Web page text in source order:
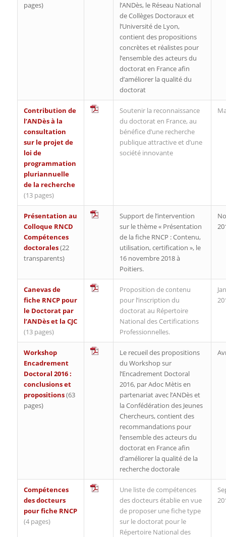
pages)
l’ANDès, le Réseau National
de Collèges Doctoraux et
l’Université de Lyon,
contient des propositions
concrètes et réalistes pour
l’ensemble des acteurs du
doctorat en France afin
d’améliorer la qualité du
doctorat
Contribution de
l’ANDès à la
consultation
sur le projet de
loi de
programmation
pluriannuelle
de la recherche
(13 pages)
Soutenir la reconnaissance
du doctorat en France, au
bénéfice d’une recherche
publique attractive et d’une
société innovante
Présentation au
Colloque RNCD
Compétences
doctorales(22
transparents)
Support de l’intervention
sur le thème « Présentation
de la fiche RNCP : Contenu,
utilisation, certification », le
16 novembre 2018 à
Poitiers.
Canevas de
fiche RNCP pour
le Doctorat par
l’ANDès et la CJC
(13 pages)
Proposition de contenu
pour l’inscription du
doctorat au Répertoire
National des Certifications
Professionnelles.
Workshop
Encadrement
Doctoral 2016 :
conclusions et
propositions(63
pages)
Le recueil des propositions
du Workshop sur
l’Encadrement Doctoral
2016, par Adoc Mètis en
partenariat avec l’ANDès et
la Confédération des Jeunes
Chercheurs, contient des
recommandations pour
l’ensemble des acteurs du
doctorat en France afin
d’améliorer la qualité de la
recherche doctorale
Compétences
des docteurs
pour fiche RNCP
(4 pages)
Une liste de compétences
des docteurs établie en vue
de proposer une fiche type
sur le doctorat pour le
Répertoire National des